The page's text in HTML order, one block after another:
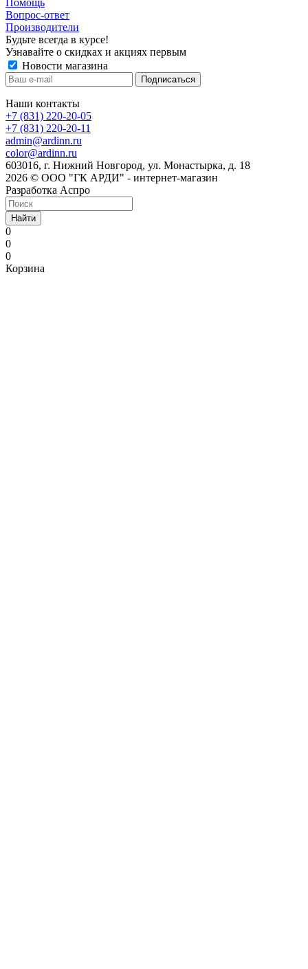
Вопрос-ответ
Производители
Будьте всегда в курсе!
Узнавайте о скидках и акциях первым
Новости магазина
Наши контакты
+7 (831) 220-20-05
+7 (831) 220-20-11
admin@ardinn.ru
color@ardinn.ru
603016, г. Нижний Новгород, ул. Монастырка, д. 18
2026 © ООО "ГК АРДИ" - интернет-магазин
Разработка Аспро
Найти
0
0
0
Корзина